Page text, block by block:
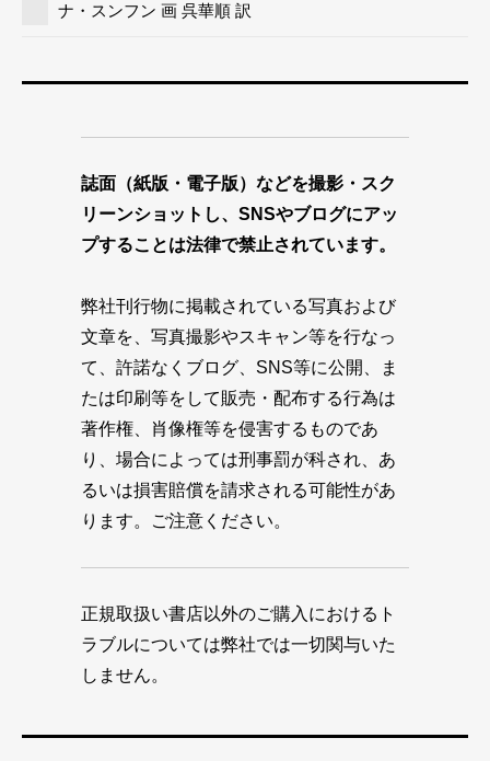
ナ・スンフン 画 呉華順 訳
誌面（紙版・電子版）などを撮影・スク
リーンショットし、SNSやブログにアッ
プすることは法律で禁止されています。
弊社刊行物に掲載されている写真および
文章を、写真撮影やスキャン等を行なっ
て、許諾なくブログ、SNS等に公開、ま
たは印刷等をして販売・配布する行為は
著作権、肖像権等を侵害するものであ
り、場合によっては刑事罰が科され、あ
るいは損害賠償を請求される可能性があ
ります。ご注意ください。
正規取扱い書店以外のご購入におけるト
ラブルについては弊社では一切関与いた
しません。